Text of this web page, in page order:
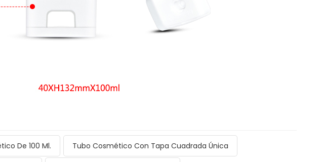
De 100 Ml. Tubo Cosmético Con Tapa Cuadrada Única